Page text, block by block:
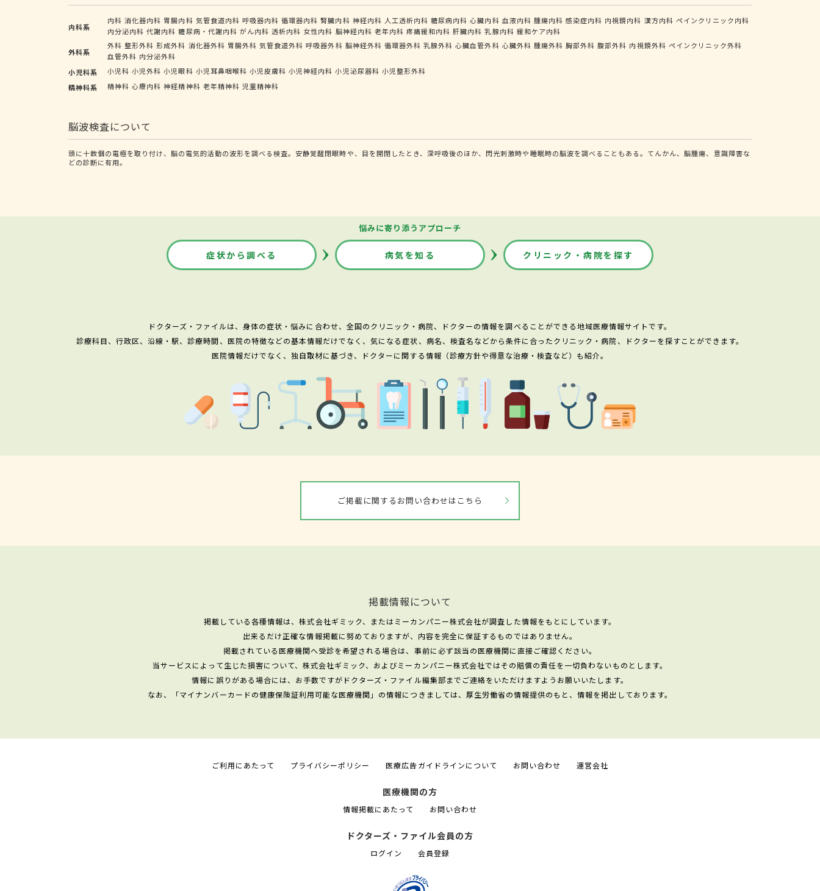
内科系
内科 消化器内科 胃腸内科 気管食道内科 呼吸器内科 循環器内科 腎臓内科 神経内科 人工透析内科 糖尿病内科 心臓内科 血液内科 腫瘍内科 感染症内科 内視鏡内科 漢方内科 ペインクリニック内科
内分泌内科 代謝内科 糖尿病・代謝内科 がん内科 透析内科 女性内科 脳神経内科 老年内科 疼痛緩和内科 肝臓内科 乳腺内科 緩和ケア内科
外科系
外科 整形外科 形成外科 消化器外科 胃腸外科 気管食道外科 呼吸器外科 脳神経外科 循環器外科 乳腺外科 心臓血管外科 心臓外科 腫瘍外科 胸部外科 腹部外科 内視鏡外科 ペインクリニック外科
血管外科 内分泌外科
小児科系
小児科 小児外科 小児眼科 小児耳鼻咽喉科 小児皮膚科 小児神経内科 小児泌尿器科 小児整形外科
精神科系
精神科 心療内科 神経精神科 老年精神科 児童精神科
脳波検査について
頭に十数個の電極を取り付け、脳の電気的活動の波形を調べる検査。安静覚醒閉眼時や、目を開閉したとき、深呼吸後のほか、閃光刺激時や睡眠時の脳波を調べることもある。てんかん、脳腫瘍、意識障害な
どの診断に有用。
悩みに寄り添うアプローチ
症状から調べる 病気を知る クリニック・病院を探す
ドクターズ・ファイルは、身体の症状・悩みに合わせ、全国のクリニック・病院、ドクターの情報を調べることができる地域医療情報サイトです。
診療科目、行政区、沿線・駅、診療時間、医院の特徴などの基本情報だけでなく、気になる症状、病名、検査名などから条件に合ったクリニック・病院、ドクターを探すことができます。
医院情報だけでなく、独自取材に基づき、ドクターに関する情報（診療方針や得意な治療・検査など）も紹介。
ご掲載に関するお問い合わせはこちら
掲載情報について
掲載している各種情報は、株式会社ギミック、またはミーカンパニー株式会社が調査した情報をもとにしています。
出来るだけ正確な情報掲載に努めておりますが、内容を完全に保証するものではありません。
掲載されている医療機関へ受診を希望される場合は、事前に必ず該当の医療機関に直接ご確認ください。
当サービスによって生じた損害について、株式会社ギミック、およびミーカンパニー株式会社ではその賠償の責任を一切負わないものとします。
情報に誤りがある場合には、お手数ですがドクターズ・ファイル編集部までご連絡をいただけますようお願いいたします。
なお、「マイナンバーカードの健康保険証利用可能な医療機関」の情報につきましては、厚生労働省の情報提供のもと、情報を掲出しております。
ご利用にあたって プライバシーポリシー 医療広告ガイドラインについて お問い合わせ 運営会社
医療機関の方
情報掲載にあたって お問い合わせ
ドクターズ・ファイル会員の方
ログイン 会員登録